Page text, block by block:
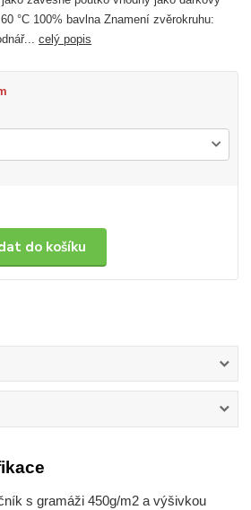
°C 100% bavlna Znamení zvěrokruhu:
celý popis
do košíku
s gramáži 450g/m2 a výšivkou